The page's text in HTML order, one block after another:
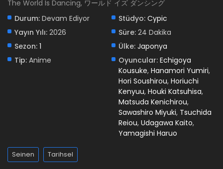
The World Is Dancing, ワールド イズ ダンシング
Durum: Devam Ediyor Stüdyo: Cypic
Yayın Yılı: 2026 Süre: 24 Dakika
Sezon: 1 Ülke: Japonya
Tip: Anime Oyuncular: Echigoya
Kousuke, Hanamori Yumiri,
Hori Soushirou, Horiuchi
Kenyuu, Houki Katsuhisa,
Matsuda Kenichirou,
Sawashiro Miyuki, Tsuchida
Reiou, Udagawa Kaito,
Yamagishi Haruo
Seinen Tarihsel